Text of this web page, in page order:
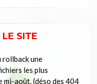
SITE
rollback une
les plus
mi-août. (déso des 404